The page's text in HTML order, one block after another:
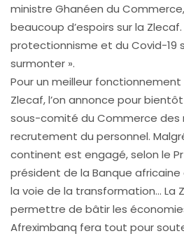
ministre Ghanéen du
beaucoup d’espoirs sur la
protectionnisme et du Covid-19
surmonter ».
Pour un meilleur
Zlecaf, l’on annonce pour
sous-comité du Commerce des
recrutement du personnel.
continent est engagé, selon le
président de la Banque africaine
la voie de la transformation… La
permettre de bâtir les
Afreximbanq fera tout pour